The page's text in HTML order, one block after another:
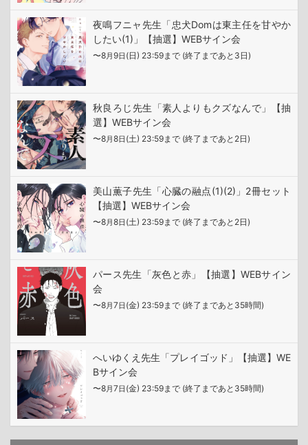
夜鳴フニャ先生「忠犬Domは東主任を甘やか
したい(1)」【抽選】WEBサイン会
〜8月 9日 (日) 23:59まで (終了まであと3日)
秋良ろじ先生「素人よりもクズなんで」【抽
選】WEBサイン会
〜8月 8日 (土) 23:59まで (終了まであと2日)
美山薫子先生「心臓の融点(1)(2)」2冊セット
【抽選】WEBサイン会
〜8月 8日 (土) 23:59まで (終了まであと2日)
パース先生「灰色と赤」【抽選】WEBサイン
会
〜8月 7 日 (金) 23:59まで (終了まであと35時間)
へいゆくえ先生「プレイゴッド」【抽選】WE
Bサイン会
〜8月 7 日 (金) 23:59まで (終了まであと35時間)